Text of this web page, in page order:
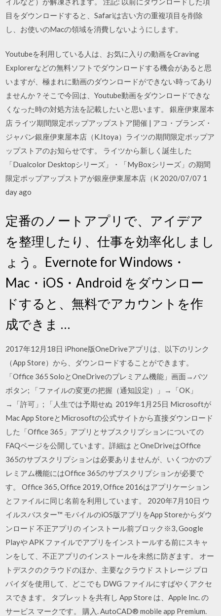
目をダウンロードすると、Safariは古い方の重複項目を削除
し、お使いのMacの領域を消費しないようにします。
Youtubeを利用している人は、お気に入りの動画をCraving
Explorerなどの無料ソフトでダウンロードする機会があると思
いますが、極まれに動画のダウンロードができない時ってあり
ませんか？そこで今回は、Youtube動画をダウンロードできな
くなった時の対処方法を記載したいと思います。 銀座伊東屋本
店 ライツ期間限定ポップアップストア開催 | アコ・ブランズ・
ジャパン銀座伊東屋本店（K.Itoya）ライツの期間限定ポップア
ップストアのお知らせです。 ライツから新しく誕生した
「Dualcolor Desktopシリーズ」・「MyBoxシリーズ」の期間
限定ポップアップストアが銀座伊東屋本店（K 2020/07/07 1
day ago
定番のノートアプリで、アイデア
を整理したり、仕事を効率化しまし
ょう。Evernote for Windows・
Mac・iOS・Android をダウンロー
ドすると、無料でアカウントを作
成できま …
2017年12月18日 iPhone版OneDriveアプリは、以下のリンク
（App Store）から、ダウンロードすることができます。
「Office 365 SoloとOneDriveのプレミアム機能」画面→バツ
ボタン; 「ファイルの変更の把握（通知設定）」→「OK」
→「許可」; 「人生では予期せぬ 2019年1月25日 Microsoftが
Mac App StoreとMicrosoftの公式サイトから直接ダウンロード
した「Office 365」アプリとサブスクリプションについての
FAQページを公開しています。詳細は とOneDriveはOffice
365のサブスクリプションは必要ありませんが、いくつかのプ
レミアム機能にはOffice 365のサブスクリプションが必要で
す。 Office 365, Office 2019, Office 2016はアプリケーション
とファイルに同じ名前を利用しています。 2020年7月10日 ウ
イルスバスター™ モバイルのiOS版アプリをApp Storeからダウ
ンロード 不正アプリの インストール前ブロック※3, Google
Playや APK ファイルでアプリをインストールする前にスキャ
ンをして、不正アプリのインストールを未然に防ぎます。 オー
トデスクのクラウドのほか、主要なクラウド ストレージ プロ
バイダを使用して、どこでも DWG ファイルにすばやくアクセ
スできます。 タブレットを共有し App Store は、Apple Inc. の
サービス マークです。 購入. AutoCAD® mobile app Premium.